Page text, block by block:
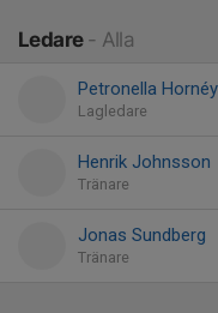
Ledare - Alla
Petronella Hornéy
Lagledare
Henrik Johnsson
Tränare
Jonas Sundberg
Tränare